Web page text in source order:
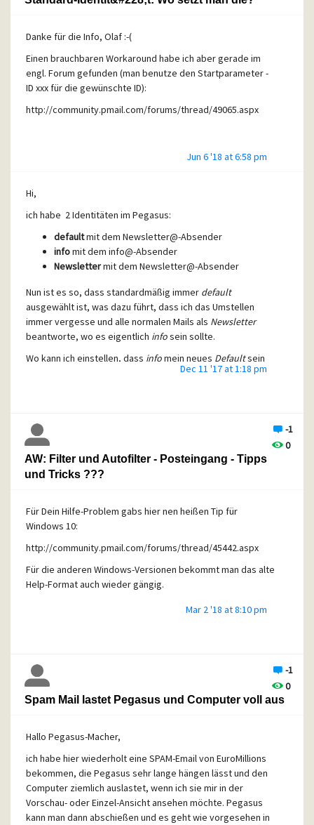
Danke für die Info, Olaf :-(
Einen brauchbaren Workaround habe ich aber gerade im
engl. Forum gefunden (man benutze den Startparameter -
ID xxx für die gewünschte ID):
http://community.pmail.com/forums/thread/49065.aspx
Jun 6 '18 at 6:58 pm
Hi,
ich habe 2 Identitäten im Pegasus:
defaultmit dem Newsletter@-Absender
infomit dem info@-Absender
Newslettermit dem Newsletter@-Absender
Nun ist es so, dass standardmäßig immer default
ausgewählt ist, was dazu führt, dass ich das Umstellen
immer vergesse und alle normalen Mails als Newsletter
beantworte, wo es eigentlich infosein sollte.
Wo kann ich einstellen, dass infomein neues Defaultsein
Dec 11 '17 at 1:18 pm
-1
0
AW: Filter und Autofilter - Posteingang - Tipps
und Tricks ???
Für Dein Hilfe-Problem gabs hier nen heißen Tip für
Windows 10:
http://community.pmail.com/forums/thread/45442.aspx
Für die anderen Windows-Versionen bekommt man das alte
Help-Format auch wieder gängig.
Mar 2 '18 at 8:10 pm
-1
0
Spam Mail lastet Pegasus und Computer voll aus
Hallo Pegasus-Macher,
ich habe hier wiederholt eine SPAM-Email von EuroMillions
bekommen, die Pegasus sehr lange hängen lässt und den
Computer ziemlich auslastet, wenn ich sie mir in der
Vorschau- oder Einzel-Ansicht ansehen möchte. Pegasus
kann man dann abschießen und es geht wie vorgesehen in